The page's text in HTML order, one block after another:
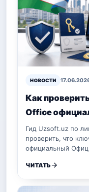
НОВОСТИ
Как
Office
Гид Uzsoft.uz по
проверить, что
официальный
ЧИТАТЬ